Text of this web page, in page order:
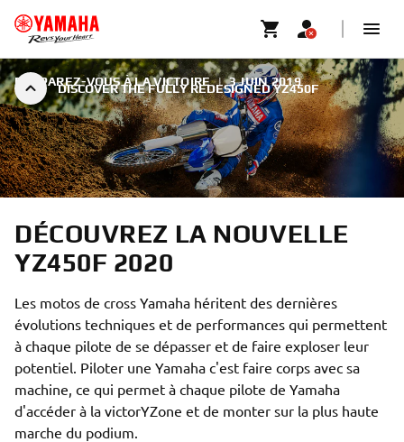
DISCOVER THE FULLY REDESIGNED YZ450F
PRÉPAREZ-VOUS À LA VICTOIRE | 3 JUIN 2019
DÉCOUVREZ LA NOUVELLE
YZ450F 2020
Les motos de cross Yamaha héritent des dernières
évolutions techniques et de performances qui permettent
à chaque pilote de se dépasser et de faire exploser leur
potentiel. Piloter une Yamaha c'est faire corps avec sa
machine, ce qui permet à chaque pilote de Yamaha
d'accéder à la victorYZone et de monter sur la plus haute
marche du podium.